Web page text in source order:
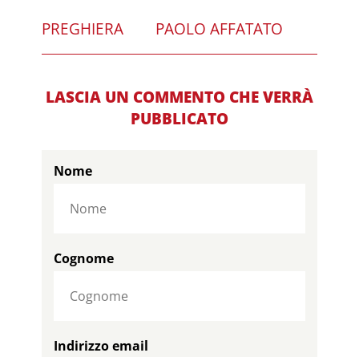
PREGHIERA PAOLO AFFATATO
LASCIA UN COMMENTO CHE VERRÀ
PUBBLICATO
Nome
Cognome
Indirizzo email